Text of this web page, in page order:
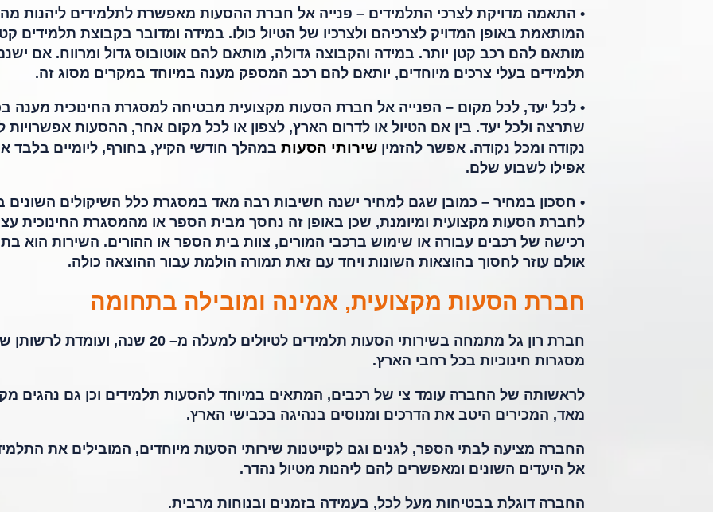
• התאמה מדויקת לצרכי התלמידים – פנייה אל חברת ההסעות מאפשרת לתלמידים ליהנות
המותאמת באופן המדויק לצרכיהם ולצרכיו של הטיול כולו. במידה ומדובר בקבוצת תלמידים
מותאם להם רכב קטן יותר. במידה והקבוצה גדולה, מותאם להם אוטובוס גדול ומרווח. אם
תלמידים בעלי צרכים מיוחדים, יותאם להם רכב המספק מענה במיוחד במקרים מסוג זה.
• לכל יעד, לכל מקום – הפנייה אל חברת הסעות מקצועית מבטיחה למסגרת החינוכית מענה
שתרצה ולכל יעד. בין אם הטיול או לדרום הארץ, לצפון או לכל מקום אחר, ההסעות אפשרויות
נקודה ומכל נקודה. אפשר להזמיןשירותי הסעות במהלך חודשי הקיץ, בחורף, ליומיים בלבד
אפילו לשבוע שלם.
• חסכון במחיר – כמובן שגם למחיר ישנה חשיבות רבה מאד במסגרת כלל השיקולים השונים
לחברת הסעות מקצועית ומיומנת, שכן באופן זה נחסך מבית הספר או מהמסגרת החינוכית
רכישה של רכבים עבורה או שימוש ברכבי המורים, צוות בית הספר או ההורים. השירות הוא
אולם עוזר לחסוך בהוצאות השונות ויחד עם זאת תמורה הולמת עבור ההוצאה כולה.
חברת הסעות מקצועית, אמינה ומובילה בתחומה
חברת רון גל מתמחה בשירותי הסעות תלמידים לטיולים למעלה מ– 20 שנה, ועומדת
מסגרות חינוכיות בכל רחבי הארץ.
לראשותה של החברה עומד צי של רכבים, המתאים במיוחד להסעות תלמידים וכן גם נהגים
מאד, המכירים היטב את הדרכים ומנוסים בנהיגה בכבישי הארץ.
החברה מציעה לבתי הספר, לגנים וגם לקייטנות שירותי הסעות מיוחדים, המובילים את
אל היעדים השונים ומאפשרים להם ליהנות מטיול נהדר.
החברה דוגלת בבטיחות מעל לכל, בעמידה בזמנים ובנוחות מרבית.